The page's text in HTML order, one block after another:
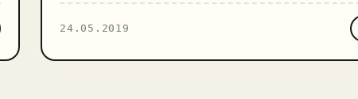
«Ведомости», в столице насчитываются тысячи
24.05.2019